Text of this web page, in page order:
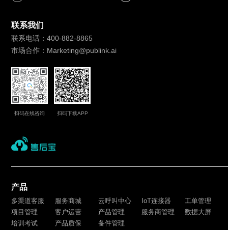
联系我们
联系电话：400-882-8865
市场合作：Marketing@publink.ai
扫码在线咨询 扫码下载APP
产品
多渠道客服 服务商城 云呼叫中心 IoT连接器
工单管理
项目管理
客户运营 产品管理 服务商管理
数据大屏
培训考试
产品质保 备件管理